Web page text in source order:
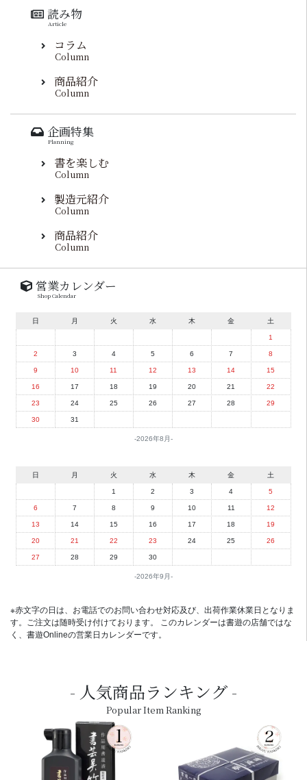
読み物
Article
コラム
Column
商品紹介
Column
企画特集
Planning
書を楽しむ
Column
製造元紹介
Column
商品紹介
Column
営業カレンダー
Shop Calendar
2026年8月
日 月 火 水 木 金 土
1
2 3 4 5 6 7 8
9 10 11 12 13 14 15
16 17 18 19 20 21 22
23 24 25 26 27 28 29
30 31
2026年9月
日 月 火 水 木 金 土
1 2 3 4 5
6 7 8 9 10 11 12
13 14 15 16 17 18 19
20 21 22 23 24 25 26
27 28 29 30
※赤文字の日は、お電話でのお問い合わせ対応及び、出荷作業休業日となりま
す。ご注文は随時受け付けております。 このカレンダーは書遊の店舗ではな
く、書遊Onlineの営業日カレンダーです。
人気商品ランキング
Popular Item Ranking